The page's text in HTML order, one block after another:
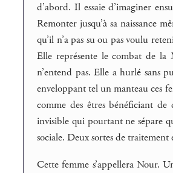
d’abord. Il essaie d’imaginer
Remonter jusqu’à sa naissance
qu’il n’a pas su ou pas voulu
Elle représente le combat de la
n’entend pas. Elle a hurlé sans
enveloppant tel un manteau ces
comme des êtres bénéficiant
invisible qui pourtant ne sépare
sociale. Deux sortes de
Cette femme s’appellera Nour.